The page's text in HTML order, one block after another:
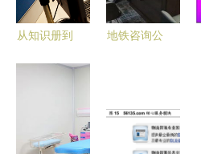
从知识册到
代化信息咨
地铁咨询公
成功交付，
树立行业新